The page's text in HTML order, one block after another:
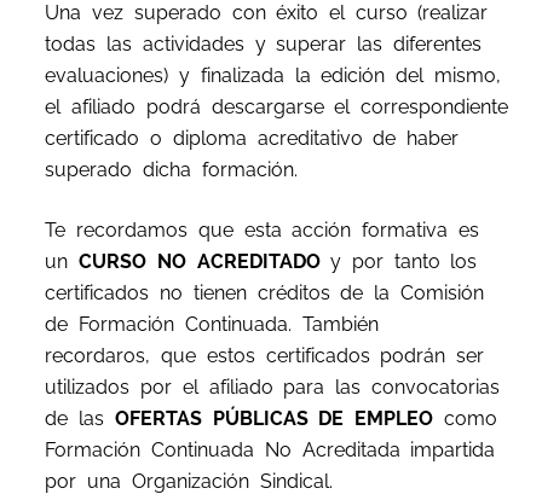
Una vez superado con éxito el curso (realizar
todas las actividades y superar las diferentes
evaluaciones) y finalizada la edición del mismo,
el afiliado podrá descargarse el correspondiente
certificado o diploma acreditativo de haber
superado dicha formación.
Te recordamos que esta acción formativa es
unCURSO NO ACREDITADOy por tanto los
certificados no tienen créditos de la Comisión
de Formación Continuada. También
recordaros, que estos certificados podrán ser
utilizados por el afiliado para las convocatorias
de las OFERTAS PÚBLICAS DE EMPLEO como
Formación Continuada No Acreditada impartida
por una Organización Sindical.